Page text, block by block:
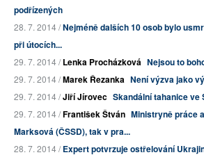
podřízených
28. 7. 2014 /Nejméně dalších 10 osob bylo
při útocích...
29. 7. 2014 /Lenka Procházková Nejsou to
29. 7. 2014 /Marek Řezanka Není výzva jako
29. 7. 2014 /Jiří Jírovec Skandální tahanice ve
29. 7. 2014 /František Štván Ministryně práce
Marksová (ČSSD), tak v pra...
28. 7. 2014 /Expert potvrzuje ostřelování